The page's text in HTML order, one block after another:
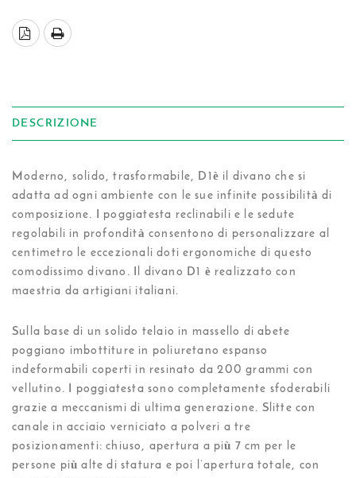
DESCRIZIONE
Moderno, solido, trasformabile, D1è il divano che si
adatta ad ogni ambiente con le sue infinite possibilità di
composizione. I poggiatesta reclinabili e le sedute
regolabili in profondità consentono di personalizzare al
centimetro le eccezionali doti ergonomiche di questo
comodissimo divano. Il divano D1 è realizzato con
maestria da artigiani italiani.
Sulla base di un solido telaio in massello di abete
poggiano imbottiture in poliuretano espanso
indeformabili coperti in resinato da 200 grammi con
vellutino. I poggiatesta sono completamente sfoderabili
grazie a meccanismi di ultima generazione. Slitte con
canale in acciaio verniciato a polveri a tre
posizionamenti: chiuso, apertura a più 7 cm per le
persone più alte di statura e poi l’apertura totale, con